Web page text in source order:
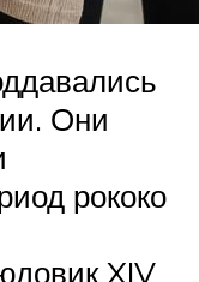
Они
рококо
XIV